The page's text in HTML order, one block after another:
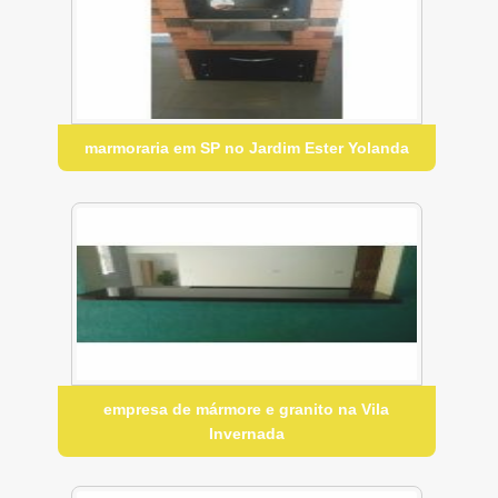
marmoraria em SP no Jardim Ester Yolanda
empresa de mármore e granito na Vila
Invernada